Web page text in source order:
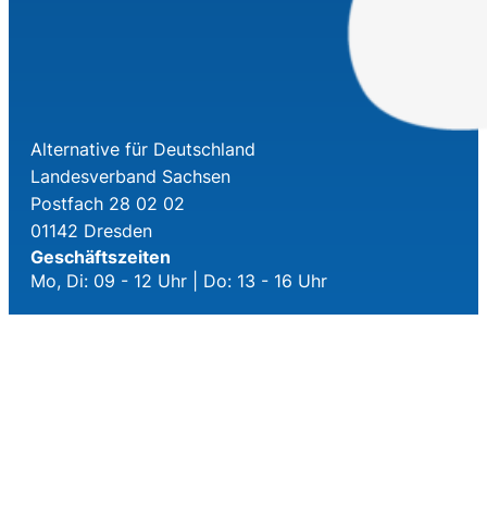
Alternative für Deutschland
Landesverband Sachsen
Postfach 28 02 02
01142 Dresden
Geschäftszeiten
Mo, Di: 09 - 12 Uhr | Do: 13 - 16 Uhr